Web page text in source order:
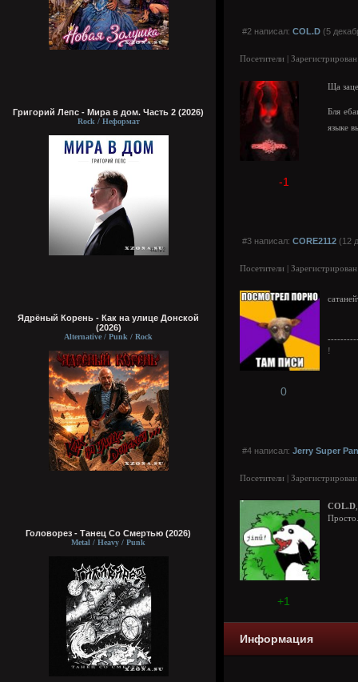
Григорий Лепс - Мира в дом. Часть 2 (2026)
Rock / Неформат
Ядрёный Корень - Как на улице Донской
(2026)
Alternative / Punk / Rock
Головорез - Tанец Со Смертью (2026)
Metal / Heavy / Punk
#2 написал: COL.D (5
Посетители |
Ща
Бля
языке
-1
#3 написал: CORE2112 (12
Посетители |
!
0
#4 написал: Jerry Super
Посетители |
COL.D
+1
Информация